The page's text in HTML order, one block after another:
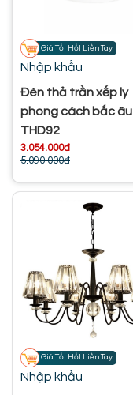
Giá Tốt Hốt Liền Tay
Nhập khẩu
Đèn thả trần xếp ly
phong cách bắc âu
THD92
3.054.000đ
5.090.000đ
Giá Tốt Hốt Liền Tay
Nhập khẩu